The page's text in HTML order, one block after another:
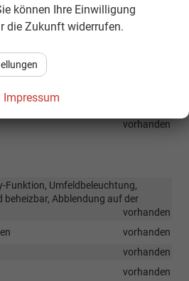
vorhanden
vorhanden
Funktion, Umfeldbeleuchtung,
Abblendung auf der
vorhanden
vorhanden
vorhanden
vorhanden
können Ihre Einwilligung
die Zukunft widerrufen.
Impressum